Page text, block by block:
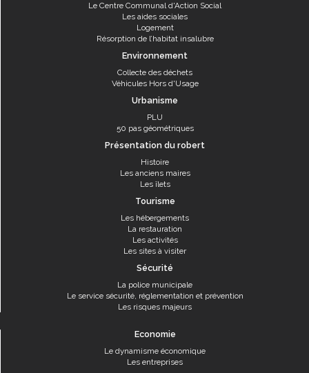
Le Centre Communal d'Action Social
Les aides sociales
Logement
Résorption de l’habitat insalubre
Environnement
Collecte des déchets
Véhicules Hors d'Usage
Urbanisme
PLU
50 pas géométriques
Présentation du robert
Histoire
Les anciens maires
Les îlets
Tourisme
Les hébergements
La restauration
Les activités
Les sites à visiter
Sécurité
La police municipale
Le service sécurité, réglementation et prévention
Les risques majeurs
Economie
Le dynamisme économique
Les entreprises